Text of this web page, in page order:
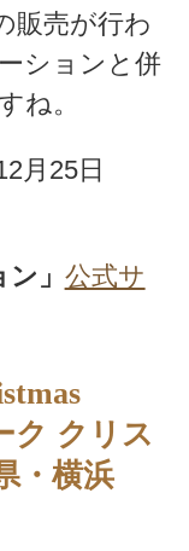
販売が行わ
ションと併
ね。
月25日
」 公式サ
ク クリス
・横浜